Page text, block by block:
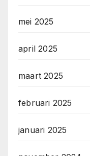
mei 2025
april 2025
maart 2025
februari 2025
januari 2025